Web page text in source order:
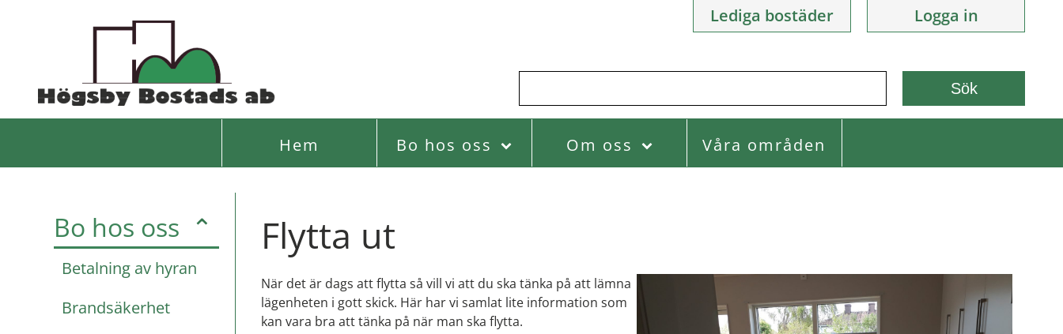
Lediga bostäder Logga in
Hem Bo hos oss Om oss Våra områden
Bo hos oss ⌃
Betalning av hyran
Brandsäkerhet
Flytta ut
När det är dags att flytta så vill vi att du ska tänka på att lämna
lägenheten i gott skick. Här har vi samlat lite information som
kan vara bra att tänka på när man ska flytta.